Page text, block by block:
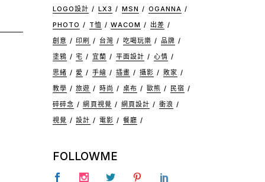
LOGO設計
LX3 MSN
OGANNA
PHOTO
T恤 WACOM
出差
創意
印刷 台灣 吃喝玩樂
品牌
塗鴉
宅 宜蘭 平面設計
心情
思緒
愛 手繪 插畫 攝影
敗家
教學
旅遊 時尚 桌布 歐熊
民宿
碎碎念
網頁視覺 網頁設計
衝浪
視覺
設計 電影 餐廳
FOLLOWME